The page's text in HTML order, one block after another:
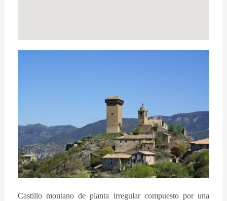
Castillo montano de planta irregular compuesto por una